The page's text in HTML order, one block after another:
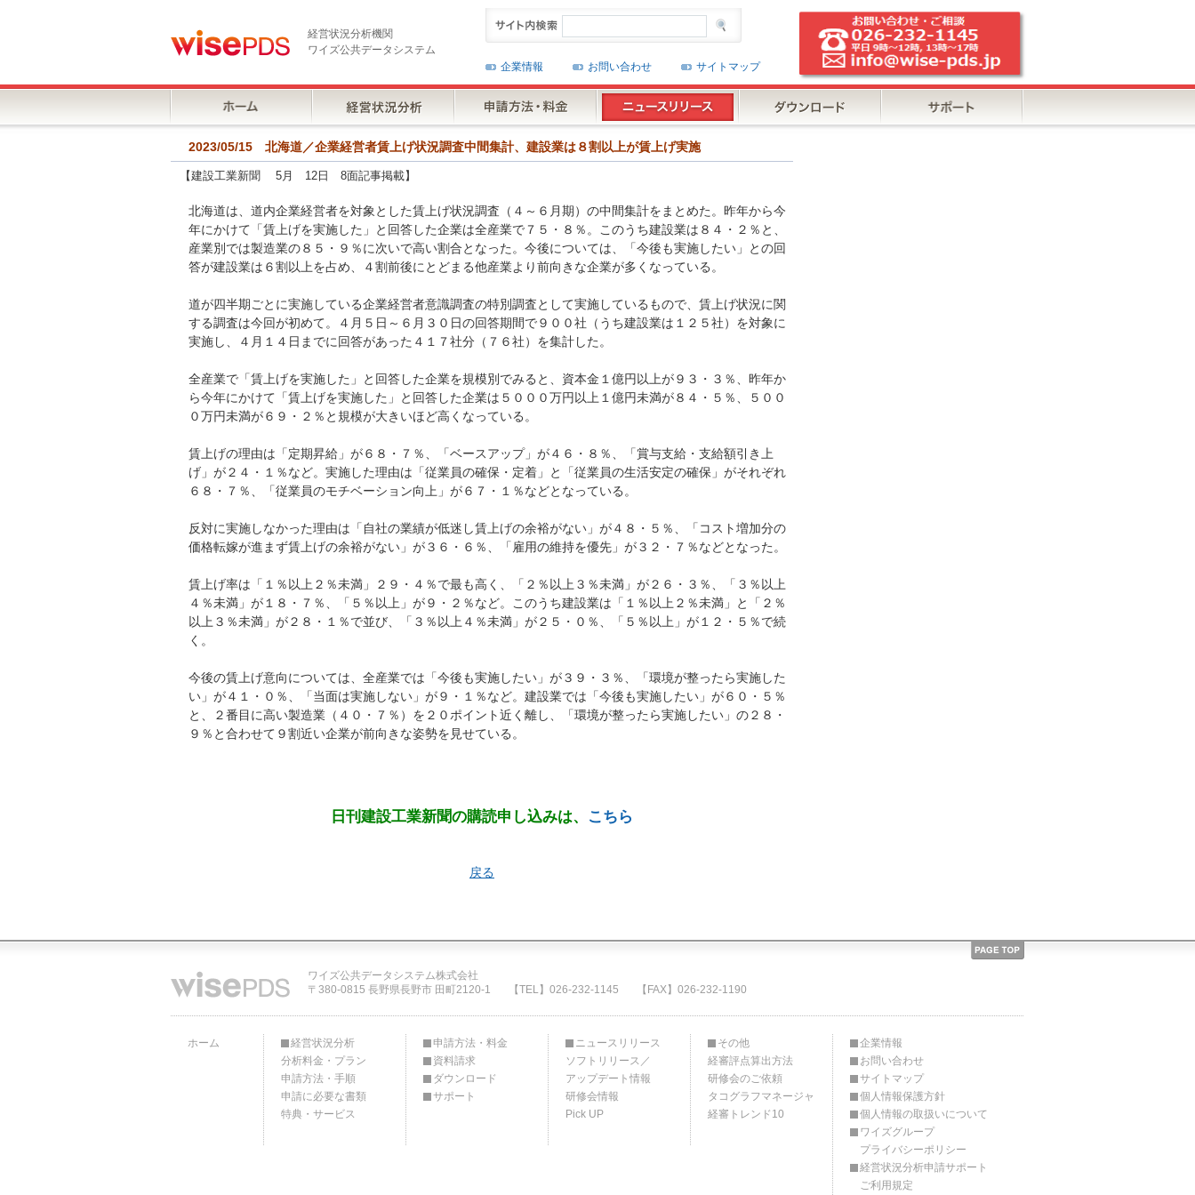
経営状況分析機関
ワイズ公共データシステム
企業情報
お問い合わせ サイトマップ
2023/05/15 北海道／企業経営者賃上げ状況調査中間集計、建設業は８割以上が賃上げ実施
【建設工業新聞 5月 12日 8面記事掲載】
北海道は、道内企業経営者を対象とした賃上げ状況調査（４～６月期）の中間集計をまとめた。昨年から今
年にかけて「賃上げを実施した」と回答した企業は全産業で７５・８％。このうち建設業は８４・２％と、
産業別では製造業の８５・９％に次いで高い割合となった。今後については、「今後も実施したい」との回
答が建設業は６割以上を占め、４割前後にとどまる他産業より前向きな企業が多くなっている。
道が四半期ごとに実施している企業経営者意識調査の特別調査として実施しているもので、賃上げ状況に関
する調査は今回が初めて。４月５日～６月３０日の回答期間で９００社（うち建設業は１２５社）を対象に
実施し、４月１４日までに回答があった４１７社分（７６社）を集計した。
全産業で「賃上げを実施した」と回答した企業を規模別でみると、資本金１億円以上が９３・３％、昨年か
ら今年にかけて「賃上げを実施した」と回答した企業は５０００万円以上１億円未満が８４・５％、５００
０万円未満が６９・２％と規模が大きいほど高くなっている。
賃上げの理由は「定期昇給」が６８・７％、「ベースアップ」が４６・８％、「賞与支給・支給額引き上
げ」が２４・１％など。実施した理由は「従業員の確保・定着」と「従業員の生活安定の確保」がそれぞれ
６８・７％、「従業員のモチベーション向上」が６７・１％などとなっている。
反対に実施しなかった理由は「自社の業績が低迷し賃上げの余裕がない」が４８・５％、「コスト増加分の
価格転嫁が進まず賃上げの余裕がない」が３６・６％、「雇用の維持を優先」が３２・７％などとなった。
賃上げ率は「１％以上２％未満」２９・４％で最も高く、「２％以上３％未満」が２６・３％、「３％以上
４％未満」が１８・７％、「５％以上」が９・２％など。このうち建設業は「１％以上２％未満」と「２％
以上３％未満」が２８・１％で並び、「３％以上４％未満」が２５・０％、「５％以上」が１２・５％で続
く。
今後の賃上げ意向については、全産業では「今後も実施したい」が３９・３％、「環境が整ったら実施した
い」が４１・０％、「当面は実施しない」が９・１％など。建設業では「今後も実施したい」が６０・５％
と、２番目に高い製造業（４０・７％）を２０ポイント近く離し、「環境が整ったら実施したい」の２８・
９％と合わせて９割近い企業が前向きな姿勢を見せている。
日刊建設工業新聞の購読申し込みは、 こちら
戻る
ワイズ公共データシステム株式会社
〒380-0815 長野県長野市 田町2120-1
【TEL】026-232-1145 【FAX】026-232-1190
ホーム
経営状況分析
分析料金・プラン
申請方法・手順
申請に必要な書類
特典・サービス
申請方法・料金
資料請求
ダウンロード
サポート
ニュースリリース
ソフトリリース／
アップデート情報
研修会情報
Pick UP
その他
経審評点算出方法
研修会のご依頼
タコグラフマネージャ
経審トレンド10
企業情報
お問い合わせ
サイトマップ
個人情報保護方針
個人情報の取扱いについて
ワイズグループ
プライバシーポリシー
経営状況分析申請サポート
ご利用規定